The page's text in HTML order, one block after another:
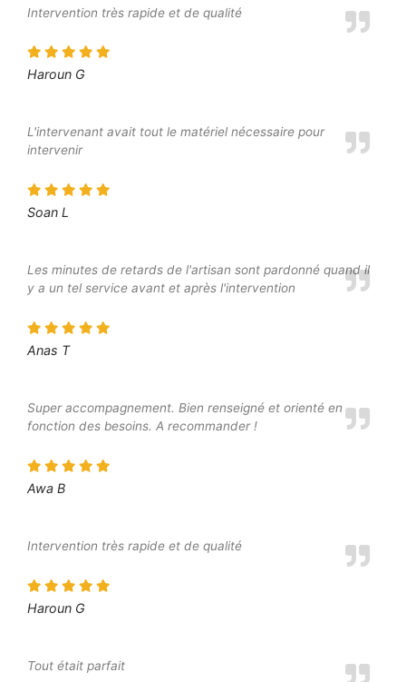
Intervention très rapide et de qualité
Haroun G
L'intervenant avait tout le matériel nécessaire pour
intervenir
Soan L
Les minutes de retards de l'artisan sont pardonné quand il
y a un tel service avant et après l'intervention
Anas T
Super accompagnement. Bien renseigné et orienté en
fonction des besoins. A recommander !
Awa B
Intervention très rapide et de qualité
Haroun G
Tout était parfait